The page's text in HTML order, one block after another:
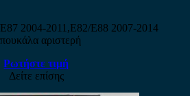
2004-2011,E82/E88 2007-2014
αριστερή
Ρωτήστε τιμή
Δείτε επίσης